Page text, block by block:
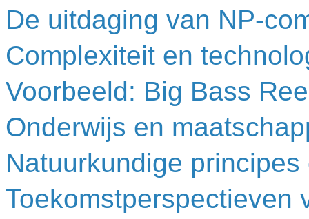
De uitdaging van NP-
Complexiteit en
Voorbeeld: Big Bass
Onderwijs en
Natuurkundige
Toekomstperspectieven